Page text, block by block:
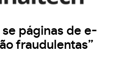
páginas de e-
fraudulentas”